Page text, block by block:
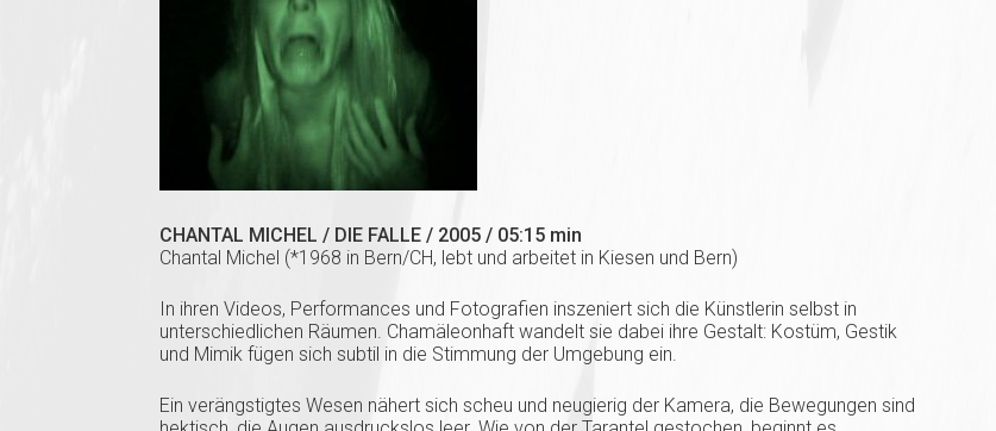
CHANTAL MICHEL / DIE FALLE / 2005 / 05:15 min
Chantal Michel (*1968 in Bern/CH, lebt und arbeitet in Kiesen und Bern)
In ihren Videos, Performances und Fotografien inszeniert sich die Künstlerin selbst in
unterschiedlichen Räumen. Chamäleonhaft wandelt sie dabei ihre Gestalt: Kostüm, Gestik
und Mimik fügen sich subtil in die Stimmung der Umgebung ein.
Ein verängstigtes Wesen nähert sich scheu und neugierig der Kamera, die Bewegungen sind